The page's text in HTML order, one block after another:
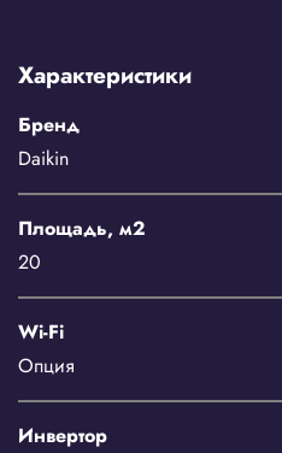
Характеристики
Бренд
Daikin
Площадь, м2
20
Wi-Fi
Опция
Инвертор